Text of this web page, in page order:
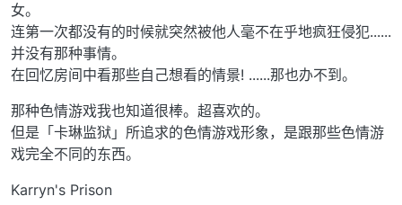
女。
连第一次都没有的时候就突然被他人毫不在乎地疯狂侵犯......
并没有那种事情。
在回忆房间中看那些自己想看的情景! ......那也办不到。
那种色情游戏我也知道很棒。超喜欢的。
但是「卡琳监狱」所追求的色情游戏形象，是跟那些色情游
戏完全不同的东西。
Karryn's Prison